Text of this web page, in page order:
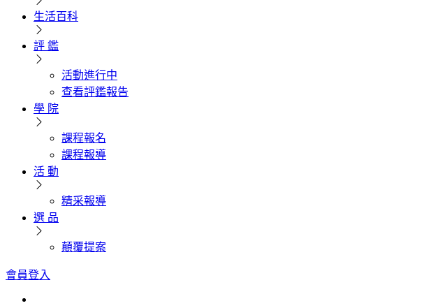
生活百科
評 鑑
活動進行中
查看評鑑報告
學 院
課程報名
課程報導
活 動
精采報導
選 品
顛覆提案
會員登入